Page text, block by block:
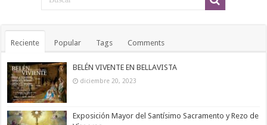
Reciente Popular Tags Comments
BELÉN VIVENTE EN BELLAVISTA
diciembre 20, 2023
Exposición Mayor del Santísimo Sacramento y Rezo de